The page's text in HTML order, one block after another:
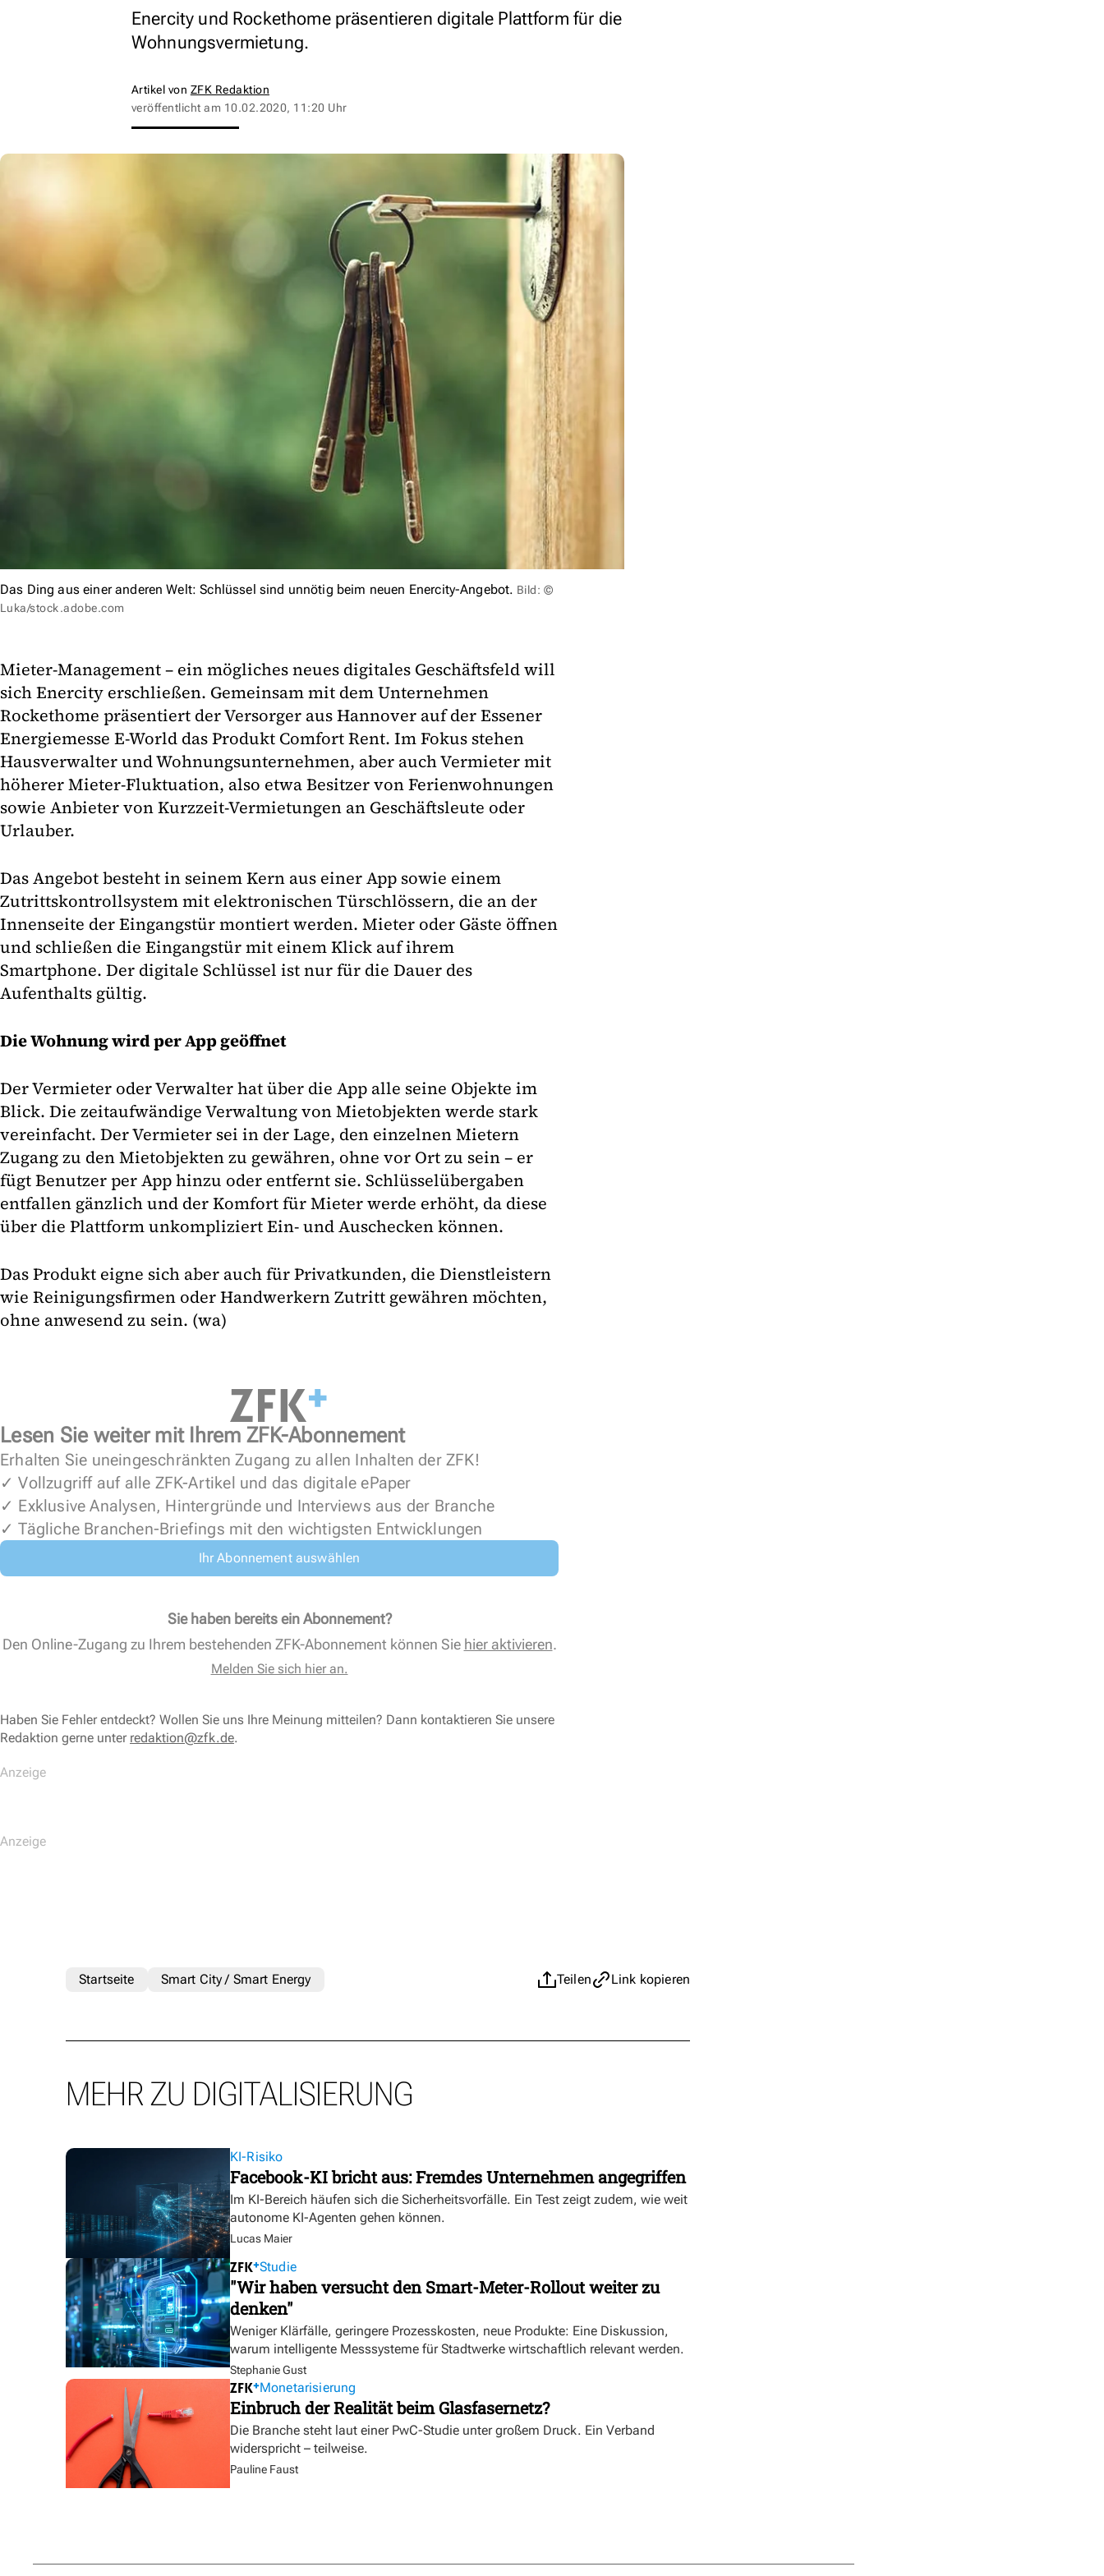
Enercity und Rockethome präsentieren digitale Plattform für die
Wohnungsvermietung.
Artikel von ZFK Redaktion
veröffentlicht am 10.02.2020, 11:20 Uhr
Das Ding aus einer anderen Welt: Schlüssel sind unnötig beim neuen Enercity-Angebot. Bild: ©
Luka/stock.adobe.com
Mieter-Management – ein mögliches neues digitales Geschäftsfeld will
sich Enercity erschließen. Gemeinsam mit dem Unternehmen
Rockethome präsentiert der Versorger aus Hannover auf der Essener
Energiemesse E-World das Produkt Comfort Rent. Im Fokus stehen
Hausverwalter und Wohnungsunternehmen, aber auch Vermieter mit
höherer Mieter-Fluktuation, also etwa Besitzer von Ferienwohnungen
sowie Anbieter von Kurzzeit-Vermietungen an Geschäftsleute oder
Urlauber.
Das Angebot besteht in seinem Kern aus einer App sowie einem
Zutrittskontrollsystem mit elektronischen Türschlössern, die an der
Innenseite der Eingangstür montiert werden. Mieter oder Gäste öffnen
und schließen die Eingangstür mit einem Klick auf ihrem
Smartphone. Der digitale Schlüssel ist nur für die Dauer des
Aufenthalts gültig.
Die Wohnung wird per App geöffnet
Der Vermieter oder Verwalter hat über die App alle seine Objekte im
Blick. Die zeitaufwändige Verwaltung von Mietobjekten werde stark
vereinfacht. Der Vermieter sei in der Lage, den einzelnen Mietern
Zugang zu den Mietobjekten zu gewähren, ohne vor Ort zu sein – er
fügt Benutzer per App hinzu oder entfernt sie. Schlüsselübergaben
entfallen gänzlich und der Komfort für Mieter werde erhöht, da diese
über die Plattform unkompliziert Ein- und Auschecken können.
Das Produkt eigne sich aber auch für Privatkunden, die Dienstleistern
wie Reinigungsfirmen oder Handwerkern Zutritt gewähren möchten,
ohne anwesend zu sein. (wa)
Lesen Sie weiter mit Ihrem ZFK-Abonnement
Erhalten Sie uneingeschränkten Zugang zu allen Inhalten der ZFK!
✓ Vollzugriff auf alle ZFK-Artikel und das digitale ePaper
✓ Exklusive Analysen, Hintergründe und Interviews aus der Branche
✓ Tägliche Branchen-Briefings mit den wichtigsten Entwicklungen
Ihr Abonnement auswählen
Sie haben bereits ein Abonnement?
Den Online-Zugang zu Ihrem bestehenden ZFK-Abonnement können Sie hier aktivieren.
Melden Sie sich hier an.
Haben Sie Fehler entdeckt? Wollen Sie uns Ihre Meinung mitteilen? Dann kontaktieren Sie unsere
Redaktion gerne unter redaktion@zfk.de.
Teilen Link kopieren
Startseite Smart City / Smart Energy
MEHR ZU DIGITALISIERUNG
KI-Risiko
Facebook-KI bricht aus: Fremdes Unternehmen angegriffen
Im KI-Bereich häufen sich die Sicherheitsvorfälle. Ein Test zeigt zudem, wie weit
autonome KI-Agenten gehen können.
Lucas Maier
Studie
"Wir haben versucht den Smart-Meter-Rollout weiter zu
denken"
Weniger Klärfälle, geringere Prozesskosten, neue Produkte: Eine Diskussion,
warum intelligente Messsysteme für Stadtwerke wirtschaftlich relevant werden.
Stephanie Gust
Monetarisierung
Einbruch der Realität beim Glasfasernetz?
Die Branche steht laut einer PwC-Studie unter großem Druck. Ein Verband
widerspricht – teilweise.
Pauline Faust